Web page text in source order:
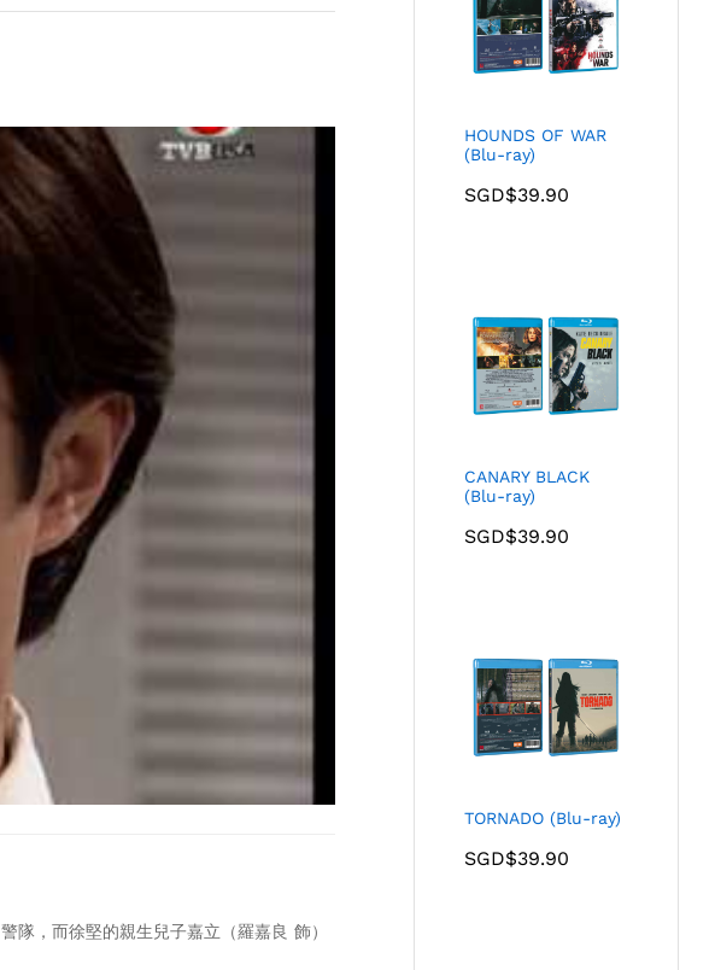
隊，而徐堅的親生兒子嘉立（羅嘉良 飾）
HOUNDS OF WAR
(Blu-ray)
SGD$39.90
CANARY BLACK
(Blu-ray)
SGD$39.90
TORNADO (Blu-ray)
SGD$39.90